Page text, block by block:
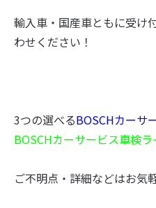
輸入車・国産車ともに受け
わせください！
3つの選べるBOSCHカーサ
BOSCHカーサービス車検ラ
ご不明点・詳細などはお気